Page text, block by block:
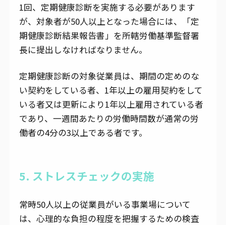
1回、定期健康診断を実施する必要があります
が、対象者が50人以上となった場合には、「定
期健康診断結果報告書」を所轄労働基準監督署
長に提出しなければなりません。
定期健康診断の対象従業員は、期間の定めのな
い契約をしている者、1年以上の雇用契約をして
いる者又は更新により1年以上雇用されている者
であり、一週間あたりの労働時間数が通常の労
働者の4分の3以上である者です。
5. ストレスチェックの実施
常時50人以上の従業員がいる事業場について
は、心理的な負担の程度を把握するための検査